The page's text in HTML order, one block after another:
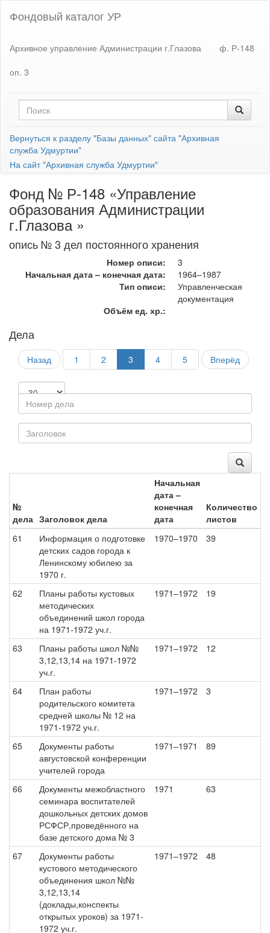
Фондовый каталог УР
Архивное управление Администрации г.Глазова
ф. Р-148
оп. 3
Вернуться к разделу "Базы данных" сайта "Архивная
служба Удмуртии"
На сайт "Архивная служба Удмуртии"
Фонд № Р-148 «Управление
образования Администрации
г.Глазова »
опись № 3 дел постоянного хранения
Номер описи:
3
Начальная дата – конечная дата:
1964–1987
Тип описи:
Управленческая
документация
Объём ед. хр.:
Дела
Назад 1 2 3 4 5 Вперёд
№
дела Заголовок дела
Начальная
дата –
конечная
дата
Количество
листов
61
Информация о подготовке
детских садов города к
Ленинскому юбилею за
1970 г.
1970–1970 39
62
Планы работы кустовых
методических
объединений школ города
на 1971-1972 уч.г.
1971–1972 19
63
Планы работы школ №№
3,12,13,14 на 1971-1972
уч.г.
1971–1972 12
64
План работы
родительского комитета
средней школы № 12 на
1971-1972 уч.г.
1971–1972 3
65
Документы работы
августовской конференции
учителей города
1971–1971 89
66
Документы межобластного
семинара воспитателей
дошкольных детских домов
РСФСР,проведённого на
базе детского дома № 3
1971 63
67
Документы работы
кустового методического
объединения школ №№
3,12,13,14
(доклады,конспекты
открытых уроков) за 1971-
1972 уч.г.
1971–1972 48